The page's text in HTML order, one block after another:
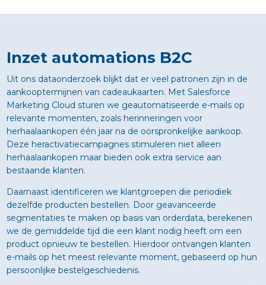
Inzet automations B2C
Uit ons dataonderzoek blijkt dat er veel patronen zijn in de
aankooptermijnen van cadeaukaarten. Met Salesforce
Marketing Cloud sturen we geautomatiseerde e-mails op
relevante momenten, zoals herinneringen voor
herhaalaankopen één jaar na de oorspronkelijke aankoop.
Deze heractivatiecampagnes stimuleren niet alleen
herhaalaankopen maar bieden ook extra service aan
bestaande klanten.
Daarnaast identificeren we klantgroepen die periodiek
dezelfde producten bestellen. Door geavanceerde
segmentaties te maken op basis van orderdata, berekenen
we de gemiddelde tijd die een klant nodig heeft om een
product opnieuw te bestellen. Hierdoor ontvangen klanten
e-mails op het meest relevante moment, gebaseerd op hun
persoonlijke bestelgeschiedenis.